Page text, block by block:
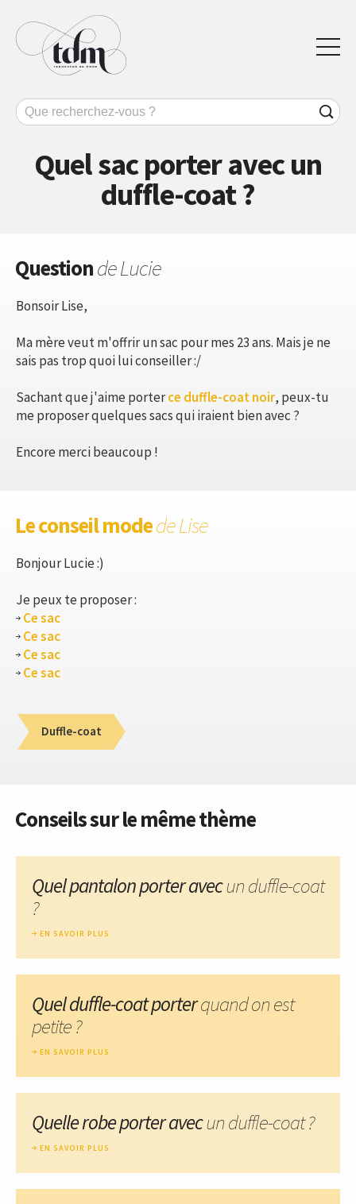
Quel sac porter avec un
duffle-coat ?
Questionde Lucie
Bonsoir Lise,
Ma mère veut m'offrir un sac pour mes 23 ans. Mais je ne
sais pas trop quoi lui conseiller :/
Sachant que j'aime porterce duffle-coat noir, peux-tu
me proposer quelques sacs qui iraient bien avec ?
Encore merci beaucoup !
Le conseil modede Lise
Bonjour Lucie :)
Je peux te proposer :
Ce sac
Ce sac
Ce sac
Ce sac
Duffle-coat
Conseils sur le même thème
Quel pantalon porter avecun duffle-coat
?
EN SAVOIR PLUS
Quel duffle-coat porterquand on est
petite ?
EN SAVOIR PLUS
Quelle robe porter avecun duffle-coat ?
EN SAVOIR PLUS